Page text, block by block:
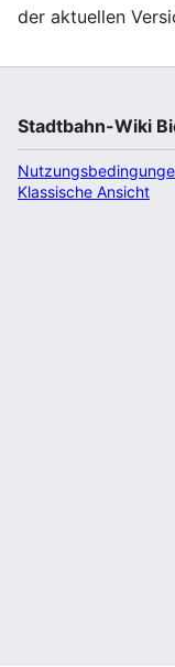
der aktuellen
Stadtbahn-Wiki
Klassische Ansicht